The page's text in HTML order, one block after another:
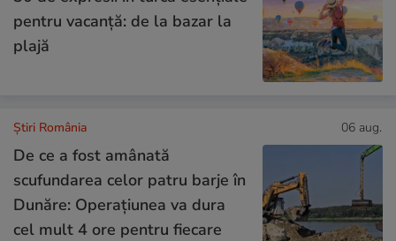
pentru vacanță: de la bazar la
plajă
Știri România 06 aug.
De ce a fost amânată
scufundarea celor patru barje în
Dunăre: Operațiunea va dura
cel mult 4 ore pentru fiecare